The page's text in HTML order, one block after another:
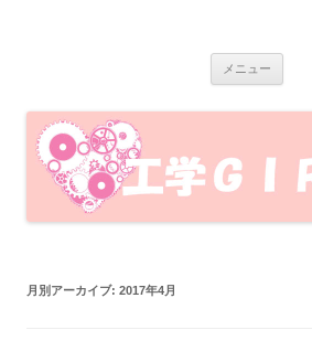
学部の魅力を女子目線で
メニュー
ッ
月別アーカイブ: 2017年4月